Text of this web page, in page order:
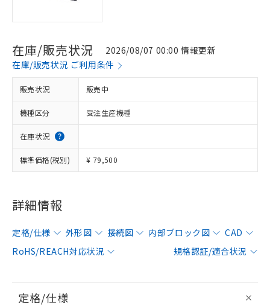
在庫/販売状況
2026/08/07 00:00 情報更新
在庫/販売状況 ご利用条件
販売状況 販売中
機種区分 受注生産機種
在庫状況
標準価格(税別) ¥ 79,500
詳細情報
定格/仕様 外形図 接続図 内部ブロック図
CAD
RoHS/REACH対応状況
規格認証/適合状況
定格/仕様